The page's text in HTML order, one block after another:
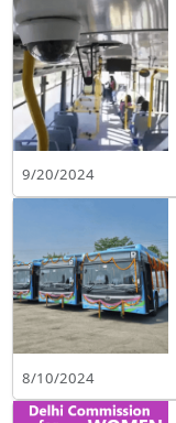
9/20/2024
8/10/2024